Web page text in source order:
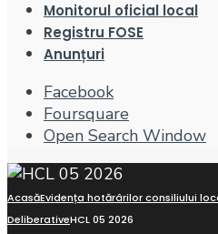
Monitorul oficial local
Registru FOSE
Anunțuri
Facebook
Foursquare
Open Search Window
AcasăEvidența hotărârilor consiliului
DeliberativeHCL 05 2026